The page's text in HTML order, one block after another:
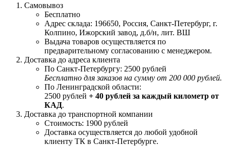
Самовывоз
Бесплатно
Адрес склада: 196650, Россия, Санкт-Петербург, г.
Колпино, Ижорский завод, д.б/н, лит. ВШ
Выдача товаров осуществляется по
предварительному согласованию с менеджером.
Доставка до адреса клиента
По Санкт-Петербургу: 2500 рублей
Бесплатно для заказов на сумму от 200 000 рублей.
По Ленинградской области:
2500 рублей + 40 рублей за каждый километр от
КАД.
Доставка до транспортной компании
Стоимость: 1900 рублей
Доставка осуществляется до любой удобной
клиенту ТК в Санкт-Петербурге.